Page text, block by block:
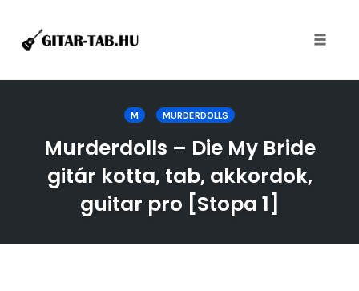
M MURDERDOLLS
Murderdolls – Die My Bride
gitár kotta, tab, akkordok,
guitar pro [Stopa 1]